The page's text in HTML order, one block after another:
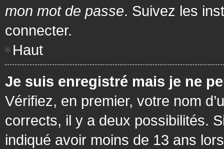
mon mot de passe. Suivez les
connecter.
Haut
Je suis enregistré mais je ne
Vérifiez, en premier, votre nom
corrects, il y a deux possibilités.
indiqué avoir moins de 13 ans